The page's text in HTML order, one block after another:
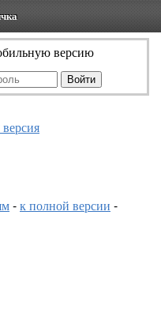
версию
-к полной версии -